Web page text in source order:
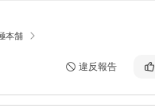
本舗
違反報告